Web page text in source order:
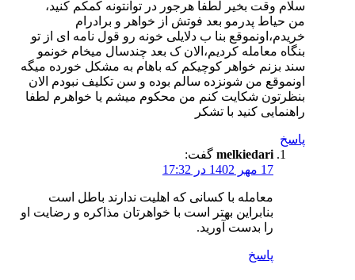
سلام وقت بخیر لطفا هرجور در توانتونه کمکم کنید،
من حیاط پدرمو بعد فوتش از خواهر و برادرام
خریدم،اونموقع بنا ب دلایلی خونه رو قول نامه ای از تو
بنگاه معامله کردیم،الان ک بعد چندسال میخام خونمو
سند بزنم خواهر کوچیکم که باهام به مشکل خورده میگه
اونموقع من شونزده سالم بوده و سن تکلیف نبودم الان
بنظرتون شکایت کنم من محکوم میشم یا خواهرم لطفا
راهنمایی کنید با تشکر
پاسخ
melkiedari گفت:
17 مهر 1402 در 17:32
معامله با کسانی که اهلیت ندارند باطل است
بنابراین بهتر است با خواهرتان مذاکره و رضایت او
را بدست آورید.
پاسخ